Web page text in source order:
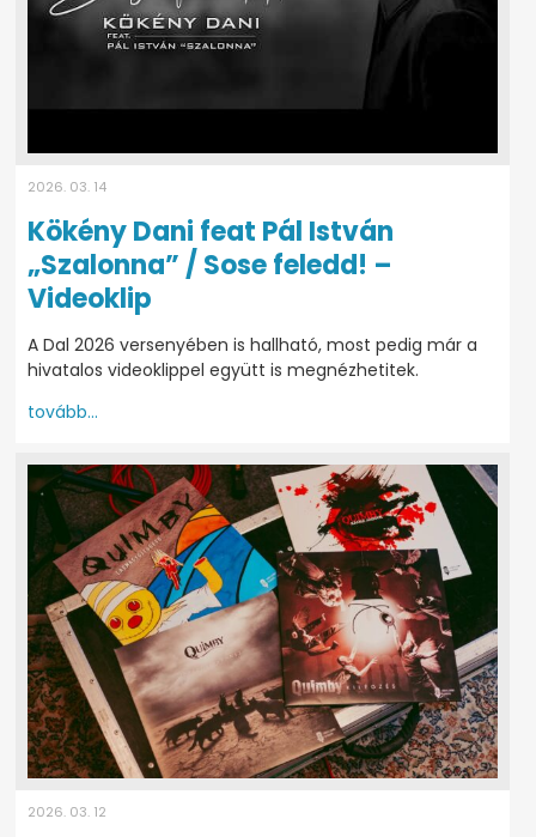
2026. 03. 14
Kökény Dani feat Pál István
„Szalonna” / Sose feledd! –
Videoklip
A Dal 2026 versenyében is hallható, most pedig már a
hivatalos videoklippel együtt is megnézhetitek.
tovább...
2026. 03. 12